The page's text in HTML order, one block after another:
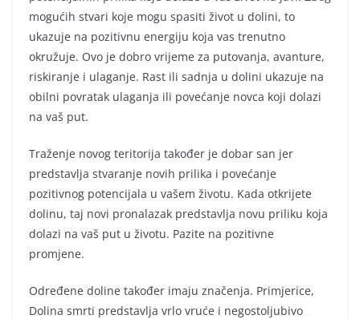
mogućih stvari koje mogu spasiti život u dolini, to
ukazuje na pozitivnu energiju koja vas trenutno
okružuje. Ovo je dobro vrijeme za putovanja, avanture,
riskiranje i ulaganje. Rast ili sadnja u dolini ukazuje na
obilni povratak ulaganja ili povećanje novca koji dolazi
na vaš put.
Traženje novog teritorija također je dobar san jer
predstavlja stvaranje novih prilika i povećanje
pozitivnog potencijala u vašem životu. Kada otkrijete
dolinu, taj novi pronalazak predstavlja novu priliku koja
dolazi na vaš put u životu. Pazite na pozitivne
promjene.
Određene doline također imaju značenja. Primjerice,
Dolina smrti predstavlja vrlo vruće i negostoljubivo